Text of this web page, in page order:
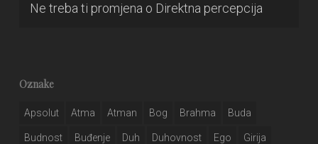
Ne treba ti promjena o Direktna percepcija
Oznake
Apsolut Atma Atman Bog Brahma Buda
Budnost Buđenje Duh Duhovnost Ego Girija